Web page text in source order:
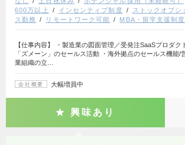
600万以上
インセンティブ制度 ストックオプシ
ス勤務
リモートワーク可能 MBA・留学支援制度
【仕事内容】 ・製造業の図面管理／受発注SaaSプロダク
「ズメーン」のセールス活動 ・海外拠点のセールス機能/
業組織の立…
会社概要 大幅増員中
興味あり